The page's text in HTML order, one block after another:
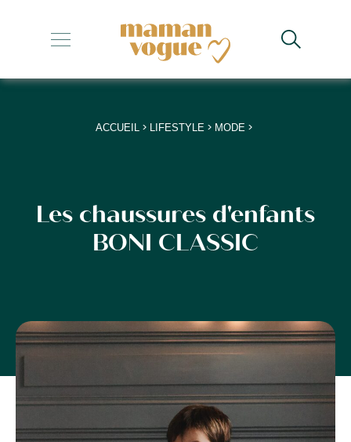
+
+
+
+
ACCUEIL > LIFESTYLE > MODE >
Les chaussures d'enfants
BONI CLASSIC